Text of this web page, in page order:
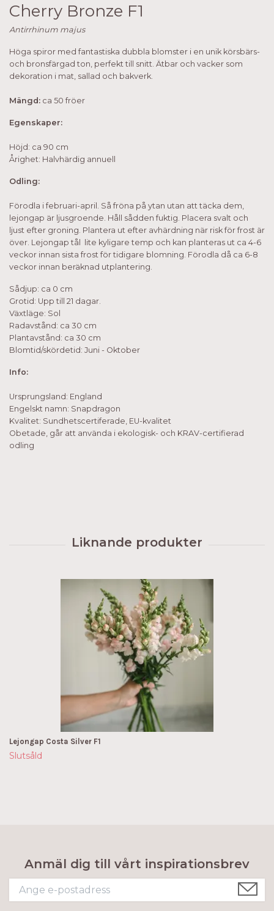
Cherry Bronze F1
Antirrhinum majus
Höga spiror med fantastiska dubbla blomster i en unik körsbärs-
och bronsfärgad ton, perfekt till snitt. Ätbar och vacker som
dekoration i mat, sallad och bakverk.
Mängd: ca 50 fröer
Egenskaper:
Höjd: ca 90 cm
Årighet: Halvhärdig annuell
Odling:
Förodla i februari-april. Så fröna på ytan utan att täcka dem,
lejongap är ljusgroende. Håll sådden fuktig. Placera svalt och
ljust efter groning. Plantera ut efter avhärdning när risk för frost är
över. Lejongap tål lite kyligare temp och kan planteras ut ca 4-6
veckor innan sista frost för tidigare blomning. Förodla då ca 6-8
veckor innan beräknad utplantering.
Sådjup: ca 0 cm
Grotid: Upp till 21 dagar.
Växtläge: Sol
Radavstånd: ca 30 cm
Plantavstånd: ca 30 cm
Blomtid/skördetid: Juni - Oktober
Info:
Ursprungsland: England
Engelskt namn: Snapdragon
Kvalitet: Sundhetscertiferade, EU-kvalitet
Obetade, går att använda i ekologisk- och KRAV-certifierad
odling
Lejongap Costa Silver F1
Slutsåld
Anmäl dig till vårt inspirationsbrev